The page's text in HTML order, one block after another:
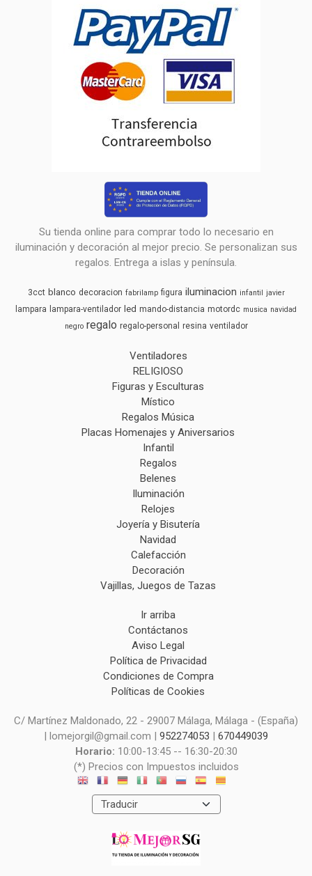
Su tienda online para comprar todo lo necesario en
iluminación y decoración al mejor precio. Se personalizan sus
regalos. Entrega a islas y península.
3cct blanco decoracion fabrilamp figura iluminacion infantil javier
lampara lampara-ventilador led mando-distancia motordc musica navidad
negro regalo regalo-personal resina ventilador
Ventiladores
RELIGIOSO
Figuras y Esculturas
Místico
Regalos Música
Placas Homenajes y Aniversarios
Infantil
Regalos
Belenes
Iluminación
Relojes
Joyería y Bisutería
Navidad
Calefacción
Decoración
Vajillas, Juegos de Tazas
Ir arriba
Contáctanos
Aviso Legal
Política de Privacidad
Condiciones de Compra
Políticas de Cookies
C/ Martínez Maldonado, 22 - 29007 Málaga, Málaga - (España)
| lomejorgil@gmail.com | 952274053
670449039
Horario: 10:00-13:45 -- 16:30-20:30
(*) Precios con Impuestos incluidos